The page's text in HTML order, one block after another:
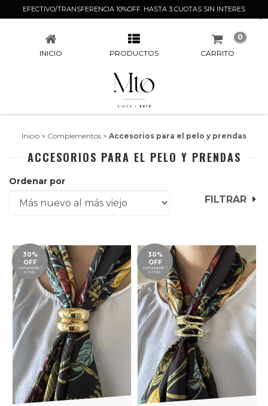
EFECTIVO/TRANSFERENCIA 10%OFF. HASTA 3 CUOTAS SIN INTERES
ACCESORIOS PARA EL PELO Y PRENDAS
INICIO PRODUCTOS CARRITO
0
Inicio > Complementos > Accesorios para el pelo y prendas
ACCESORIOS PARA EL PELO Y PRENDAS
Ordenar por
FILTRAR
30%
OFF
comprando 1
o más
30%
OFF
comprando 1
o más